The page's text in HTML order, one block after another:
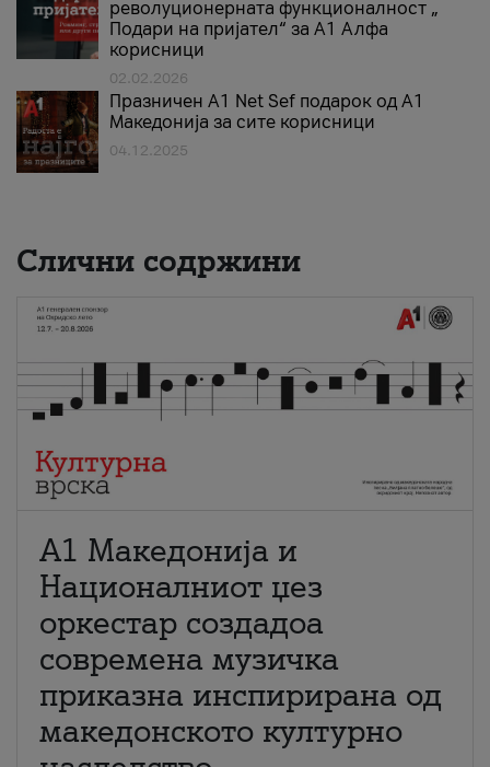
револуционерната функционалност „
Подари на пријател“ за А1 Алфа
корисници
02.02.2026
Празничен A1 Net Sеf подарок од А1
Македонија за сите корисници
04.12.2025
Слични содржини
А1 Македонија и
Националниот џез
оркестар создадоа
современа музичка
приказна инспирирана од
македонското културно